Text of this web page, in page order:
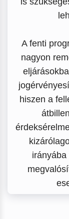
A fenti
nagyon
hiszen a